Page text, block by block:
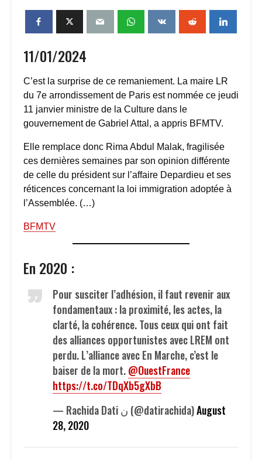
11/01/2024
C’est la surprise de ce remaniement. La maire LR
du 7e arrondissement de Paris est nommée ce jeudi
11 janvier ministre de la Culture dans le
gouvernement de Gabriel Attal, a appris BFMTV.
Elle remplace donc Rima Abdul Malak, fragilisée
ces dernières semaines par son opinion différente
de celle du président sur l’affaire Depardieu et ses
réticences concernant la loi immigration adoptée à
l’Assemblée. (…)
BFMTV
En 2020 :
Pour susciter l’adhésion, il faut revenir aux
fondamentaux : la proximité, les actes, la
clarté, la cohérence. Tous ceux qui ont fait
des alliances opportunistes avec LREM ont
perdu. L’alliance avec En Marche, c’est le
baiser de la mort.@OuestFrance
https://t.co/TDqXb5gXbB
— Rachida Dati ن (@datirachida)August
28, 2020